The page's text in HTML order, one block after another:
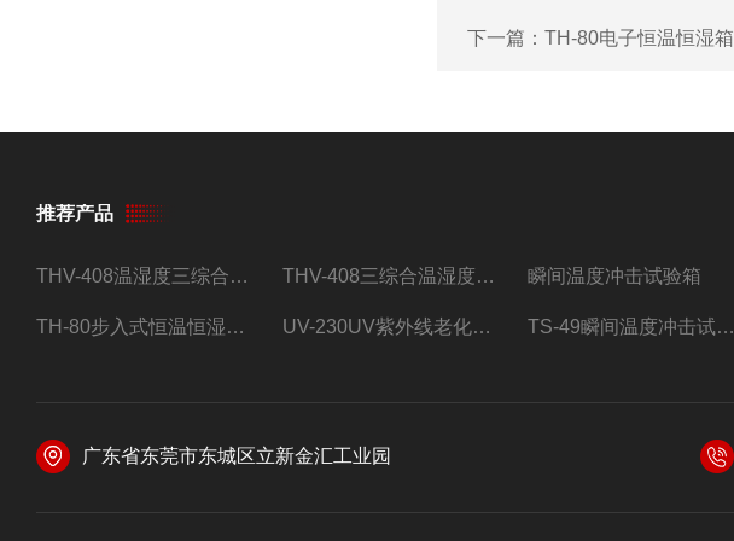
下一篇： TH-80电子恒温恒湿箱
推荐产品
THV-408温湿度三综合试验箱 THV-408三综合温湿度振动试验箱 瞬间温度冲击试验箱
TH-80步入式恒温恒湿试验房 UV-230UV紫外线老化试验箱 TS-49瞬间温度冲击试验箱
广东省东莞市东城区立新金汇工业园